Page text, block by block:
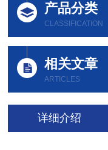
产品分类
CLASSIFICATION
相关文章
ARTICLES
详细介绍